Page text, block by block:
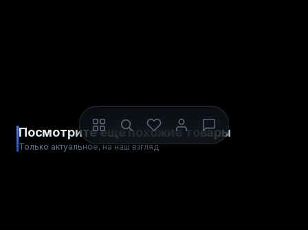
Посмотрите ещё похожие товары
Только актуальное, на наш взгляд